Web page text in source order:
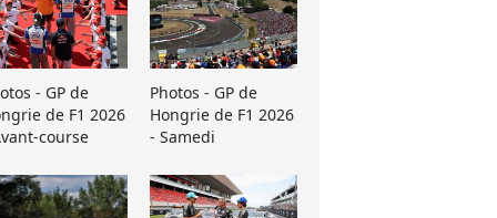
- GP de
de F1 2026
course
Photos - GP de
Hongrie de F1 2026
- Samedi